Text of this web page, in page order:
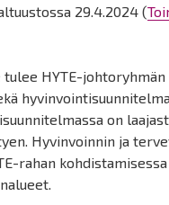
29.4.2024 (
HYTE-
on
Hyvinvoinnin ja
rahan